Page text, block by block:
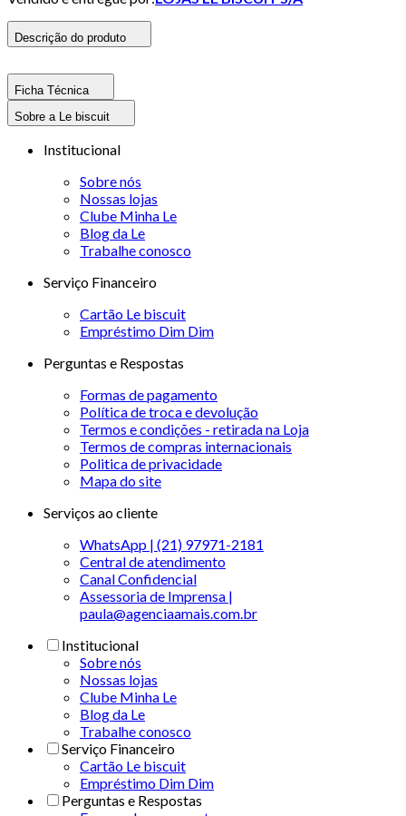
Descrição do produto
Ficha Técnica
Sobre a Le biscuit
Institucional
Sobre nós
Nossas lojas
Clube Minha Le
Blog da Le
Trabalhe conosco
Serviço Financeiro
Cartão Le biscuit
Empréstimo Dim Dim
Perguntas e Respostas
Formas de pagamento
Política de troca e devolução
Termos e condições - retirada na Loja
Termos de compras internacionais
Politica de privacidade
Mapa do site
Serviços ao cliente
WhatsApp | (21) 97971-2181
Central de atendimento
Canal Confidencial
Assessoria de Imprensa |
paula@agenciaamais.com.br
Institucional
Sobre nós
Nossas lojas
Clube Minha Le
Blog da Le
Trabalhe conosco
Serviço Financeiro
Cartão Le biscuit
Empréstimo Dim Dim
Perguntas e Respostas